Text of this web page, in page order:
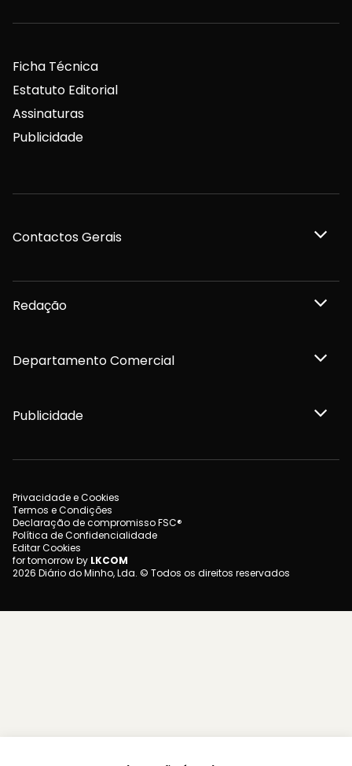
Ficha Técnica
Estatuto Editorial
Assinaturas
Publicidade
Contactos Gerais
Redação
Departamento Comercial
Publicidade
Privacidade e Cookies
Termos e Condições
Declaração de compromisso FSC®
Política de Confidencialidade
Editar Cookies
for tomorrow by LKCOM
2026 Diário do Minho, Lda. © Todos os direitos reservados